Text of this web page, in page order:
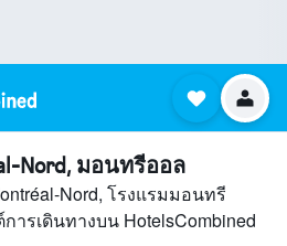
Nord, มอนทรีออล
Nord, โรงแรมมอนทรี
ารเดินทางบน HotelsCombined